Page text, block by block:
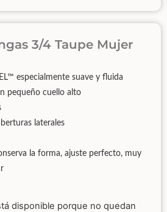
3/4 Taupe Mujer
especialmente suave y fluida
pequeño cuello alto
laterales
la forma, ajuste perfecto, muy
disponible porque no quedan